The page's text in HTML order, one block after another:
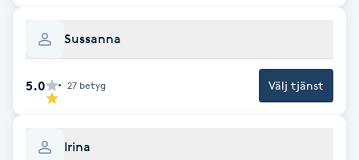
Fransförlängning Volym
Fransk manikyr
Fransrengöring
Frekvensterapi
Sussanna
5.0 27 betyg Välj tjänst
Irina